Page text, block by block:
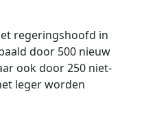
regeringshoofd in
door 500 nieuw
ook door 250 niet-
leger worden